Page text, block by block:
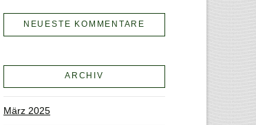
NEUESTE KOMMENTARE
ARCHIV
März 2025